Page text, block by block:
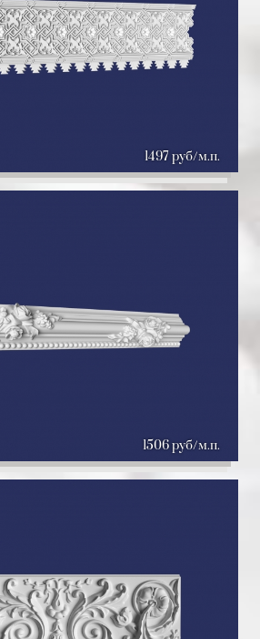
1497 руб/м.п.
1506 руб/м.п.